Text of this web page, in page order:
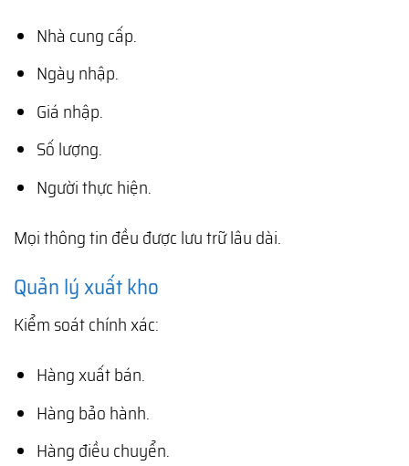
Nhà cung cấp.
Ngày nhập.
Giá nhập.
Số lượng.
Người thực hiện.
Mọi thông tin đều được lưu trữ lâu dài.
Quản lý xuất kho
Kiểm soát chính xác:
Hàng xuất bán.
Hàng bảo hành.
Hàng điều chuyển.